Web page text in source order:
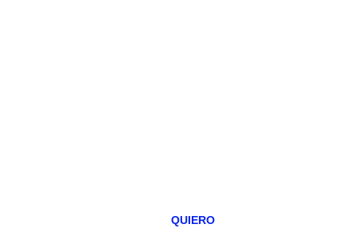
QUIERO